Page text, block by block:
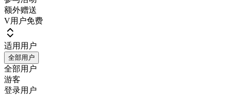
额外赠送
V用户免费
适用用户
全部用户
全部用户
游客
登录用户